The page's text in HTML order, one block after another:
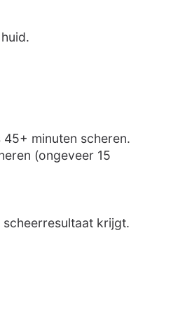
minuten scheren.
(ongeveer 15
krijgt.